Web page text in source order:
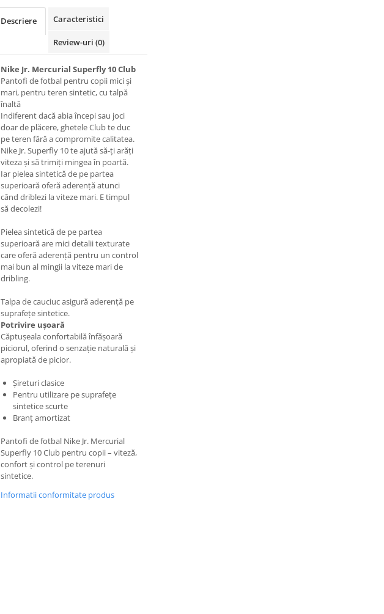
Descriere Caracteristici
Review-uri (0)
Nike Jr. Mercurial Superfly 10 Club
Pantofi de fotbal pentru copii mici și
mari, pentru teren sintetic, cu talpă
înaltă
Indiferent dacă abia începi sau joci
doar de plăcere, ghetele Club te duc
pe teren fără a compromite calitatea.
Nike Jr. Superfly 10 te ajută să-ți arăți
viteza și să trimiți mingea în poartă.
Iar pielea sintetică de pe partea
superioară oferă aderență atunci
când driblezi la viteze mari. E timpul
să decolezi!
Pielea sintetică de pe partea
superioară are mici detalii texturate
care oferă aderență pentru un control
mai bun al mingii la viteze mari de
dribling.
Talpa de cauciuc asigură aderență pe
suprafețe sintetice.
Potrivire ușoară
Căptușeala confortabilă înfășoară
piciorul, oferind o senzație naturală și
apropiată de picior.
Șireturi clasice
Pentru utilizare pe suprafețe
sintetice scurte
Branț amortizat
Pantofi de fotbal Nike Jr. Mercurial
Superfly 10 Club pentru copii – viteză,
confort și control pe terenuri
sintetice.
Informatii conformitate produs